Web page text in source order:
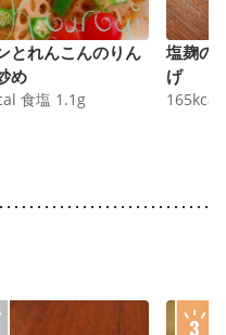
とれんこんのりん
め
食塩 1.1 g
塩麹の
げ
165kcal